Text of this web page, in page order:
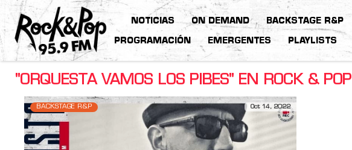
NOTICIAS ON DEMAND BACKSTAGE R&P
PROGRAMACIÓN EMERGENTES PLAYLISTS
"ORQUESTA VAMOS LOS PIBES" EN ROCK & POP
BACKSTAGE R&P Oct 14, 2022